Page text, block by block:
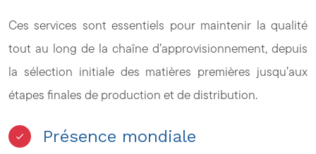
Ces services sont essentiels pour maintenir la qualité
tout au long de la chaîne d’approvisionnement, depuis
la sélection initiale des matières premières jusqu’aux
étapes finales de production et de distribution.
Présence mondiale